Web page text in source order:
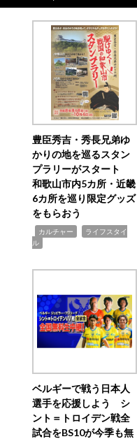
豊臣秀吉・秀長兄弟ゆ
かりの地を巡るスタン
プラリーがスタート
和歌山市内5カ所・近畿
6カ所を巡り限定グッズ
をもらおう
カルチャー
ライフスタイ
ル
ベルギーで戦う日本人
選手を応援しよう シ
ント＝トロイデン戦全
試合をBS10が今季も無